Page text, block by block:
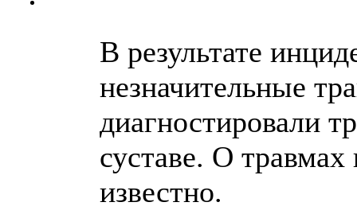
В результате
незначительные
диагностировали
суставе. О
известно.